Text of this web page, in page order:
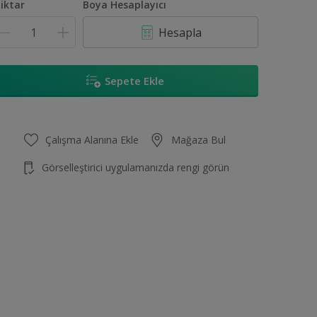
Boya Hesaplayıcı
Hesapla
Sepete Ekle
Çalışma Alanına Ekle Mağaza Bul
Görselleştirici uygulamanızda rengi görün